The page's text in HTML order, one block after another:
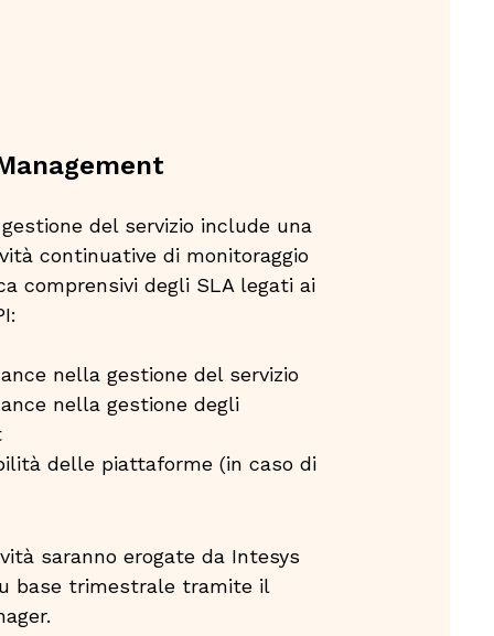
del servizio include una
continuative di monitoraggio
comprensivi degli SLA legati ai
nella gestione del servizio​
nella gestione degli
delle piattaforme (in caso di
saranno erogate da Intesys
base trimestrale tramite il